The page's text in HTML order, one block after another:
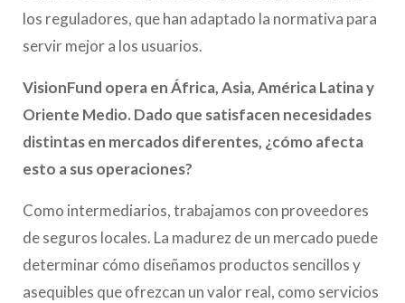
los reguladores, que han adaptado la normativa para
servir mejor a los usuarios.
VisionFund opera en África, Asia, América Latina y
Oriente Medio. Dado que satisfacen necesidades
distintas en mercados diferentes, ¿cómo afecta
esto a sus operaciones?
Como intermediarios, trabajamos con proveedores
de seguros locales. La madurez de un mercado puede
determinar cómo diseñamos productos sencillos y
asequibles que ofrezcan un valor real, como servicios